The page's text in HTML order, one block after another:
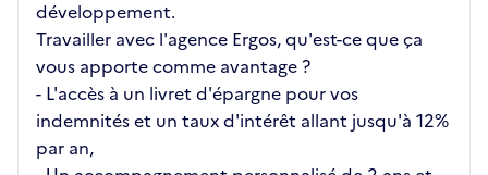
développement.
Travailler avec l'agence Ergos, qu'est-ce que ça
vous apporte comme avantage ?
- L'accès à un livret d'épargne pour vos
indemnités et un taux d'intérêt allant jusqu'à 12%
par an,